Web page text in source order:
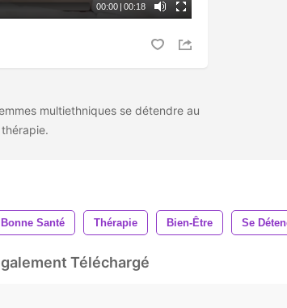
00:00 | 00:18
multiethniques se détendre au
Santé Thérapie Bien-Être Se
Téléchargé